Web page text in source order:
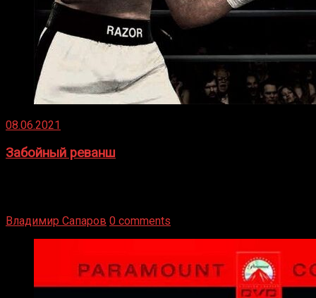
08.06.2021
Забойный реванш
Владимир Сапаров 0 comments